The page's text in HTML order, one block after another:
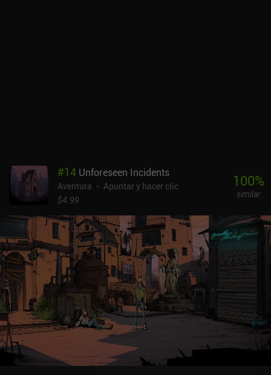
#14 Unforeseen Incidents
Aventura
Apuntar y hacer clic
$4.99
100%
similar